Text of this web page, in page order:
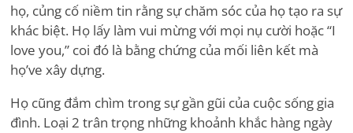
họ, củng cố niềm tin rằng sự chăm sóc của họ tạo ra sự
khác biệt. Họ lấy làm vui mừng với mọi nụ cười hoặc“I
love you,” coi đó là bằng chứng của mối liên kết mà
họ’ve xây dựng.
Họ cũng đắm chìm trong sự gần gũi của cuộc sống gia
đình. Loại 2 trân trọng những khoảnh khắc hàng ngày